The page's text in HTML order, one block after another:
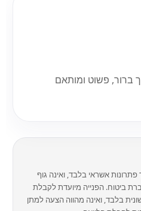
ברור, פשוט ומותאם
פתרונות אשראי בלבד, ואינה גוף
ביטוח. הפנייה מיועדת לקבלת
בלבד, ואינה מהווה הצעה למתן